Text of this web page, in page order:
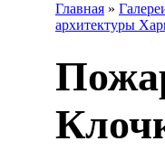
Главная »
архитектуры